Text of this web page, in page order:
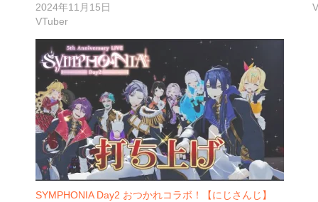
2024年11月15日
VTuber
SYMPHONIA Day2 おつかれコラボ！【にじさんじ】